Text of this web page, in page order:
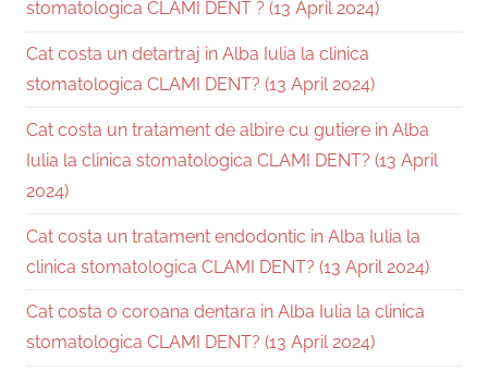
stomatologica CLAMI DENT ? (13 April 2024)
Cat costa un detartraj in Alba Iulia la clinica
stomatologica CLAMI DENT? (13 April 2024)
Cat costa un tratament de albire cu gutiere in Alba
Iulia la clinica stomatologica CLAMI DENT? (13 April
2024)
Cat costa un tratament endodontic in Alba Iulia la
clinica stomatologica CLAMI DENT? (13 April 2024)
Cat costa o coroana dentara in Alba Iulia la clinica
stomatologica CLAMI DENT? (13 April 2024)